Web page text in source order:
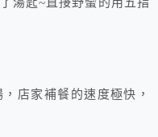
湯匙~直接野蠻的用五指
店家補餐的速度極快，